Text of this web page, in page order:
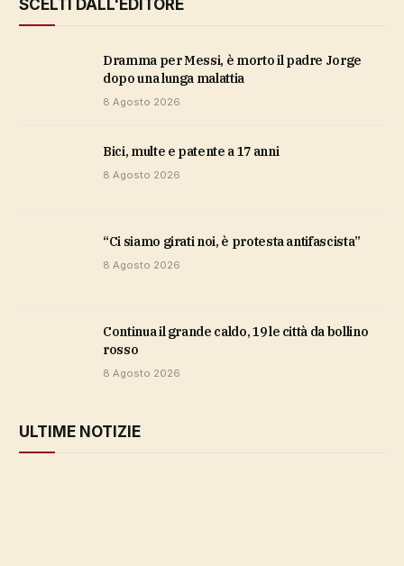
SCELTI DALL'EDITORE
Dramma per Messi, è morto il padre Jorge
dopo una lunga malattia
8 Agosto 2026
bici, multe e patente a 17 anni
8 Agosto 2026
“Ci siamo girati noi, è protesta antifascista”
8 Agosto 2026
Continua il grande caldo, 19 le città da bollino
rosso
8 Agosto 2026
ULTIME NOTIZIE